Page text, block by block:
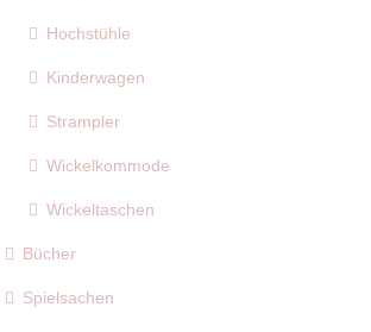
Hochstühle
Kinderwagen
Strampler
Wickelkommode
Wickeltaschen
Bücher
Spielsachen